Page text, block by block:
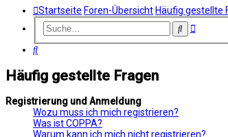
Startseite Foren-Übersicht Häufig gestellte
Suche
Suche
Häufig gestellte Fragen
Registrierung und Anmeldung
Wozu muss ich mich registrieren?
Was ist COPPA?
Warum kann ich mich nicht registrieren?